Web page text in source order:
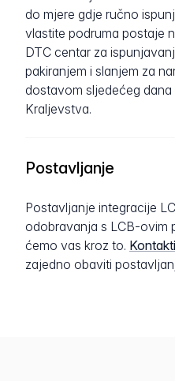
do mjere gdje ručno
vlastite podruma postaje
DTC centar za
pakiranjem i slanjem za
dostavom sljedećeg
Kraljevstva.
Postavljanje
Postavljanje integracije
odobravanja s LCB-ovim
ćemo vas kroz to.
zajedno obaviti